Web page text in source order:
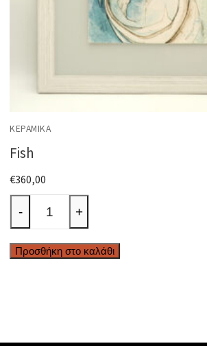
ΚΕΡΑΜΙΚΆ
Fish
€360,00
ποσότητα
- +
Προσθήκη στο καλάθι